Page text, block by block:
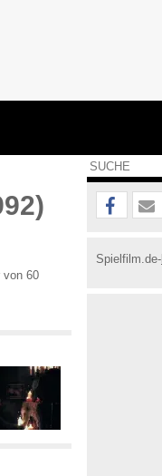
von 60
Spielfilm.de-